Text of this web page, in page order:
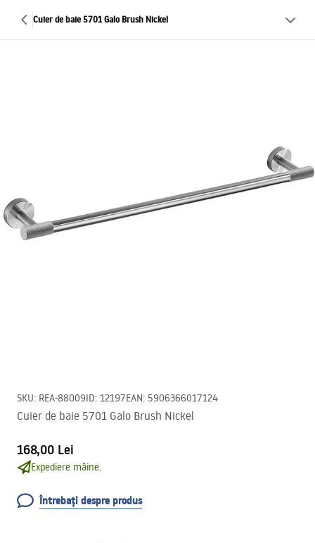
Cuier de baie 5701 Galo Brush Nickel
SKU: REA-88009ID: 12197EAN: 5906366017124
Cuier de baie 5701 Galo Brush Nickel
168,00 Lei
Expediere mâine.
Întrebați despre produs